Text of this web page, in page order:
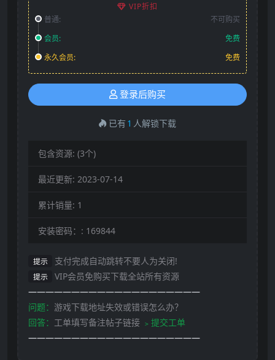
VIP折扣
普通:
不可购买
会员:
免费
永久会员:
免费
登录后购买
已有 1 人解锁下载
包含资源: (3个)
最近更新: 2023-07-14
累计销量: 1
安装密码：: 169844
提示 支付完成自动跳转不要人为关闭!
提示
VIP会员免购买下载全站所有资源
————————————————————
问题： 游戏下载地址失效或错误怎么办？
回答： 工单填写备注帖子链接 ﹥提交工单
————————————————————